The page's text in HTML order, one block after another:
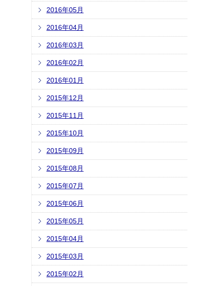
2016年05月
2016年04月
2016年03月
2016年02月
2016年01月
2015年12月
2015年11月
2015年10月
2015年09月
2015年08月
2015年07月
2015年06月
2015年05月
2015年04月
2015年03月
2015年02月